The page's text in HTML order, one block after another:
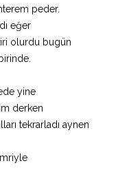
peder.
eğer
olurdu bugün
yine
derken
tekrarladı aynen